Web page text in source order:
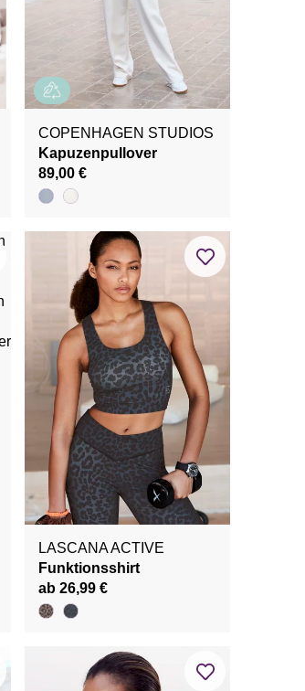
COPENHAGEN STUDIOS
Kapuzenpullover
89,00 €
LASCANA ACTIVE
Funktionsshirt
ab 26,99 €